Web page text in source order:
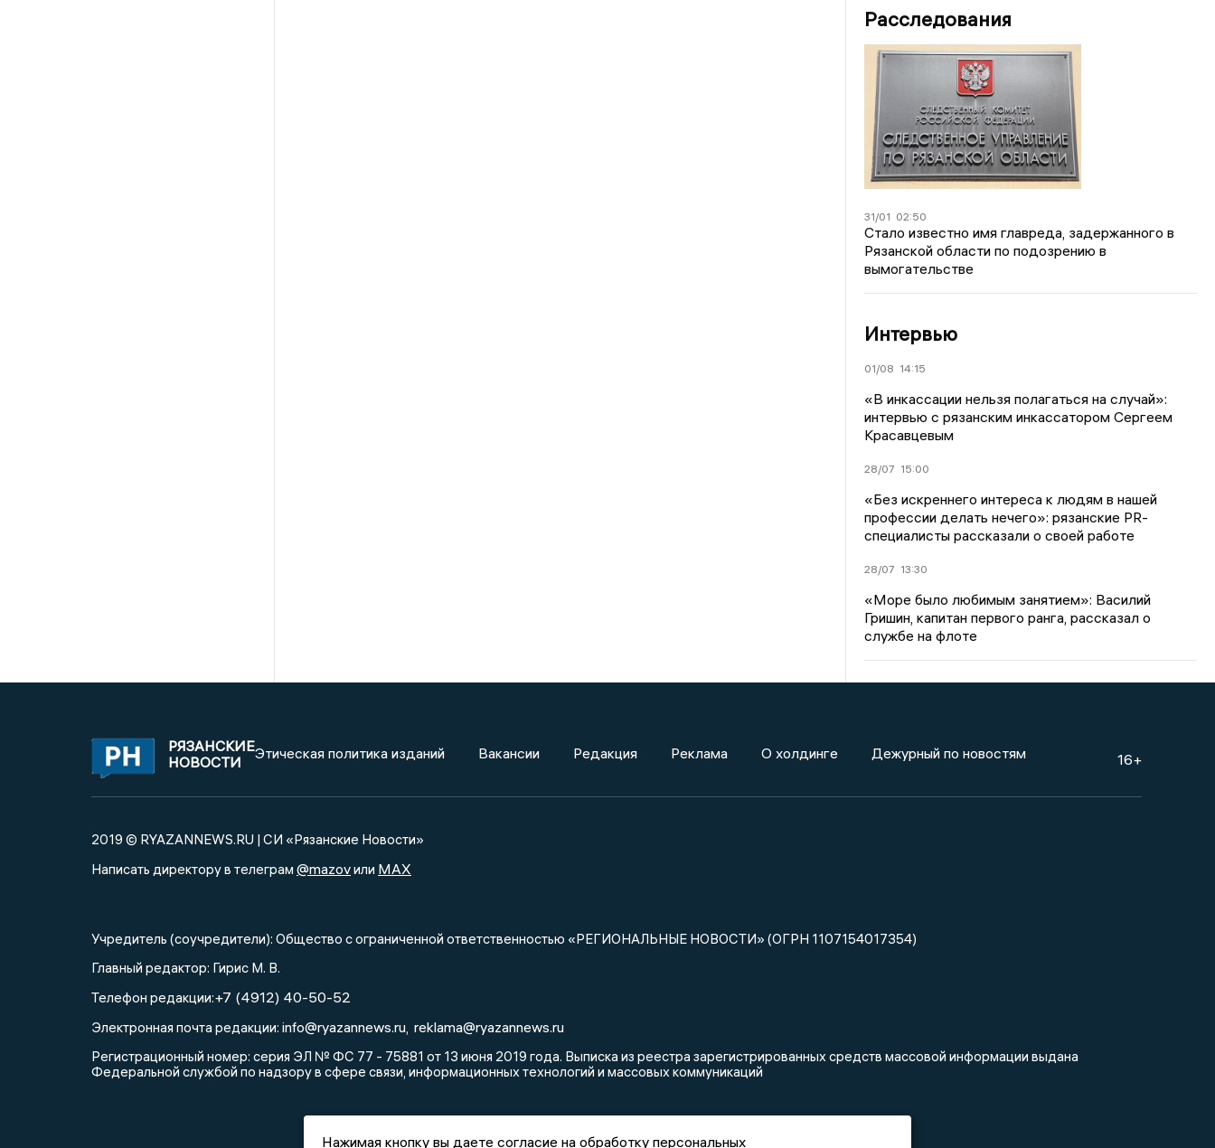
Расследования
31/01 02:50
Стало известно имя главреда, задержанного в
Рязанской области по подозрению в
вымогательстве
Интервью
01/08 14:15
«В инкассации нельзя полагаться на случай»:
интервью с рязанским инкассатором Сергеем
Красавцевым
28/07 15:00
«Без искреннего интереса к людям в нашей
профессии делать нечего»: рязанские PR-
специалисты рассказали о своей работе
28/07 13:30
«Море было любимым занятием»: Василий
Гришин, капитан первого ранга, рассказал о
службе на флоте
РЯЗАНСКИЕ
НОВОСТИ
Этическая политика изданий Вакансии Редакция Реклама О холдинге Дежурный по новостям 16+
2019 © RYAZANNEWS.RU | СИ «Рязанские Новости»
Написать директору в телеграм @mazovили MAX
Учредитель (соучредители): Общество с ограниченной ответственностью «РЕГИОНАЛЬНЫЕ НОВОСТИ» (ОГРН 1107154017354)
Главный редактор: Гирис М. В.
Телефон редакции:+7 (4912) 40-50-52
Электронная почта редакции: info@ryazannews.ru reklama@ryazannews.ru
Регистрационный номер: серия ЭЛ № ФС 77 - 75881 от 13 июня 2019 года. Выписка из реестра зарегистрированных средств массовой информации выдана
Федеральной службой по надзору в сфере связи, информационных технологий и массовых коммуникаций
Нажимая кнопку вы даете согласие на обработку персональных